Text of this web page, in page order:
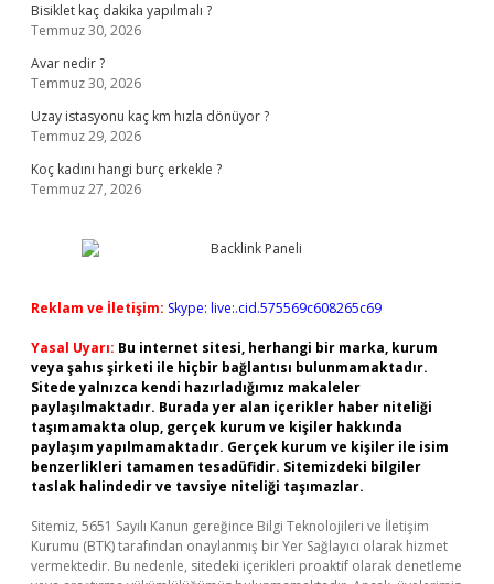
Bisiklet kaç dakika yapılmalı ?
Temmuz 30, 2026
Avar nedir ?
Temmuz 30, 2026
Uzay istasyonu kaç km hızla dönüyor ?
Temmuz 29, 2026
Koç kadını hangi burç erkekle ?
Temmuz 27, 2026
Reklam ve İletişim: Skype: live:.cid.575569c608265c69
Yasal Uyarı: Bu internet sitesi, herhangi bir marka, kurum
veya şahıs şirketi ile hiçbir bağlantısı bulunmamaktadır.
Sitede yalnızca kendi hazırladığımız makaleler
paylaşılmaktadır. Burada yer alan içerikler haber niteliği
taşımamakta olup, gerçek kurum ve kişiler hakkında
paylaşım yapılmamaktadır. Gerçek kurum ve kişiler ile isim
benzerlikleri tamamen tesadüfidir. Sitemizdeki bilgiler
taslak halindedir ve tavsiye niteliği taşımazlar.
Sitemiz, 5651 Sayılı Kanun gereğince Bilgi Teknolojileri ve İletişim
Kurumu (BTK) tarafından onaylanmış bir Yer Sağlayıcı olarak hizmet
vermektedir. Bu nedenle, sitedeki içerikleri proaktif olarak denetleme